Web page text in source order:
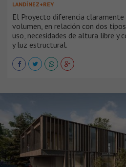
LANDÍNEZ+REY
El Proyecto diferencia
volumen, en relación con dos
uso, necesidades de altura libre y
y luz estructural.